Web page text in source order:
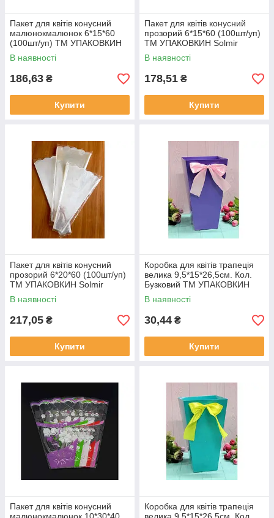
Пакет для квітів конусний
малюнокмалюнок 6*15*60
(100шт/уп) ТМ УПАКОВКИН
Solmir
В наявності
186,63 ₴
Купити
Пакет для квітів конусний
прозорий 6*15*60 (100шт/уп)
ТМ УПАКОВКИН Solmir
В наявності
178,51 ₴
Купити
Пакет для квітів конусний
прозорий 6*20*60 (100шт/уп)
ТМ УПАКОВКИН Solmir
В наявності
217,05 ₴
Купити
Коробка для квітів трапеція
велика 9,5*15*26,5см. Кол.
Бузковий ТМ УПАКОВКИН
В наявності
30,44 ₴
Купити
Пакет для квітів конусний
Коробка для квітів трапеція